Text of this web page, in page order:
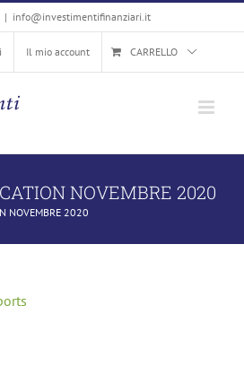
| info@investimentifinanziari.it
Il mio account CARRELLO
NOVEMBRE 2020
NOVEMBRE 2020